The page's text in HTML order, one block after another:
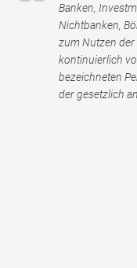
Banken,
Nichtbanken,
zum Nutzen
kontinuierlich
bezeichneten
der gesetzlich